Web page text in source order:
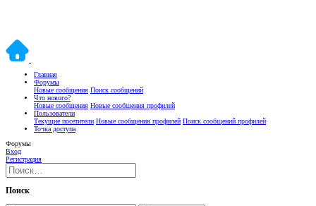
Главная
Форумы
Новые сообщения Поиск сообщений
Что нового?
Новые сообщения Новые сообщения профилей
Пользователи
Текущие посетители Новые сообщения профилей Поиск сообщений профилей
Точка доступа
Форумы
Вход
Регистрация
Поиск